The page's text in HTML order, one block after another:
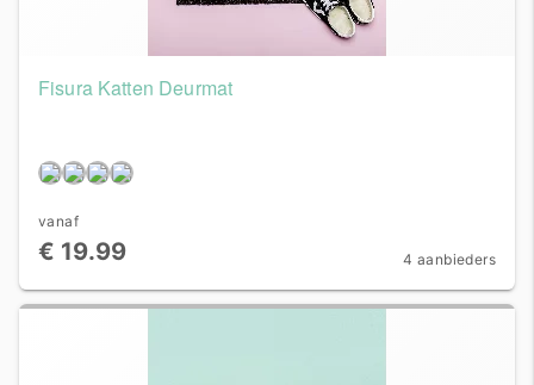
Fisura Katten Deurmat
vanaf
€ 19.99 4 aanbieders